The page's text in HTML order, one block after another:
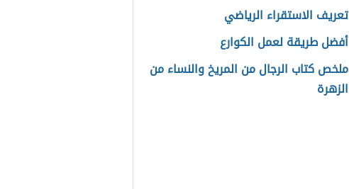
تعريف الاستقراء الرياضي
أفضل طريقة لعمل الكوارع
ملخص كتاب الرجال من المريخ والنساء من
الزهرة